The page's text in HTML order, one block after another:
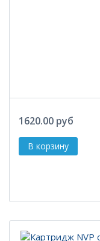
1620.00 руб